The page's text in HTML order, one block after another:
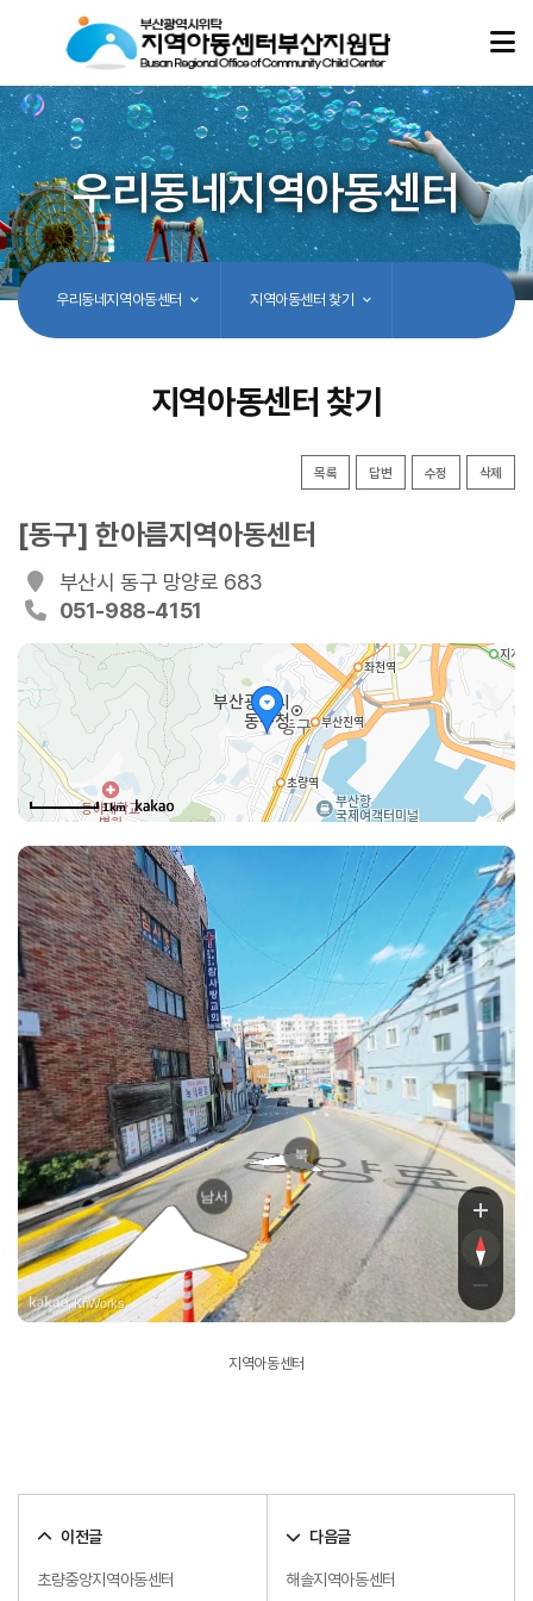
우리동네지역아동센터
우리동네지역아동센터 지역아동센터 찾기
지역아동센터 찾기
목록 답변 수정 삭제
[동구] 한아름지역아동센터
부산시 동구 망양로 683
051-988-4151
1km
망양로
망
북
남서
, KnWorks
지역아동센터
이전글
초량중앙지역아동센터
다음글
해솔지역아동센터